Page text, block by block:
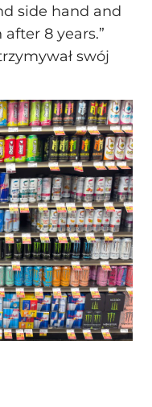
side hand and
8 years.”
swój